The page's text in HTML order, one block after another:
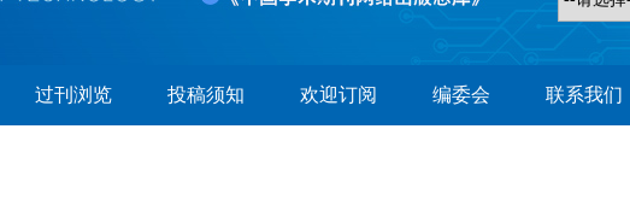
过刊浏览 投稿须知 欢迎订阅 编委会 联系我们